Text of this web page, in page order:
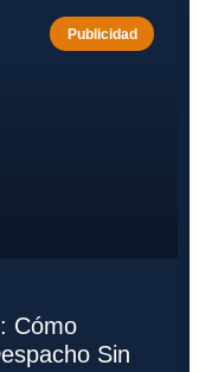
Publicidad
Cómo
Sin